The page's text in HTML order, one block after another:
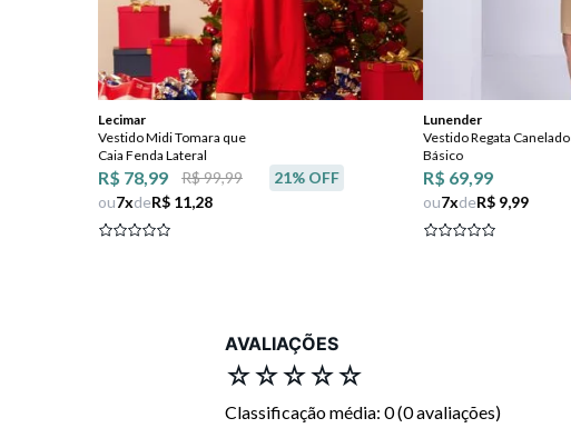
Lecimar
Vestido Midi Tomara que
Caia Fenda Lateral
R$ 78,99 R$ 99,99 21% OFF
ou7xdeR$ 11,28
Lunender
Vestido Regata Canelado
Básico
R$ 69,99
ou7xdeR$ 9,99
AVALIAÇÕES
☆☆☆☆☆
Classificação média: 0(0 avaliações)